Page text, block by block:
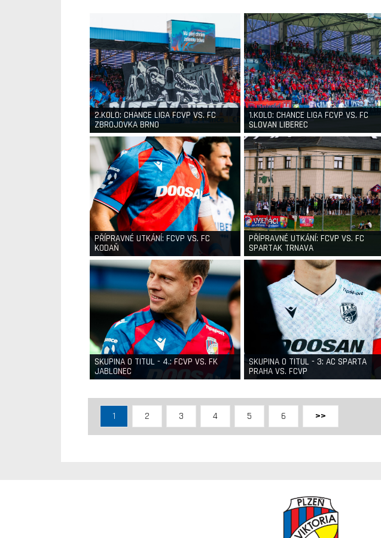
2.KOLO: CHANCE LIGA FCVP VS. FC
ZBROJOVKA BRNO
1.KOLO: CHANCE LIGA FCVP VS. FC
SLOVAN LIBEREC
PŘÍPRAVNÉ UTKÁNÍ: FCVP VS. FC
KODAŇ
PŘÍPRAVNÉ UTKÁNÍ: FCVP VS. FC
SPARTAK TRNAVA
SKUPINA O TITUL - 4.: FCVP VS. FK
JABLONEC
SKUPINA O TITUL - 3: AC SPARTA
PRAHA VS. FCVP
1 2 3 4 5 6 >>